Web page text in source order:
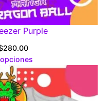
Purple
280.00Price
range:
$160.00
through
$280.00